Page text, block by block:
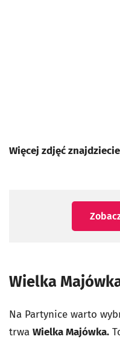
Więcej zdjęć
Wielka
Na Partynice warto
trwa Wielka Majówka.